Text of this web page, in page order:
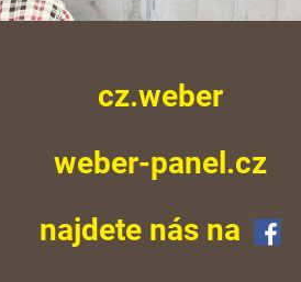
cz.weber
weber-panel.cz
najdete nás na